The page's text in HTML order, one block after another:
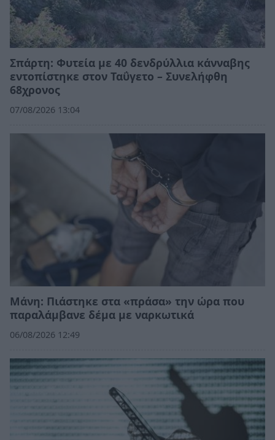
Σπάρτη: Φυτεία με 40 δενδρύλλια κάνναβης
εντοπίστηκε στον Ταΰγετο – Συνελήφθη
68χρονος
07/08/2026 13:04
Μάνη: Πιάστηκε στα «πράσα» την ώρα που
παραλάμβανε δέμα με ναρκωτικά
06/08/2026 12:49